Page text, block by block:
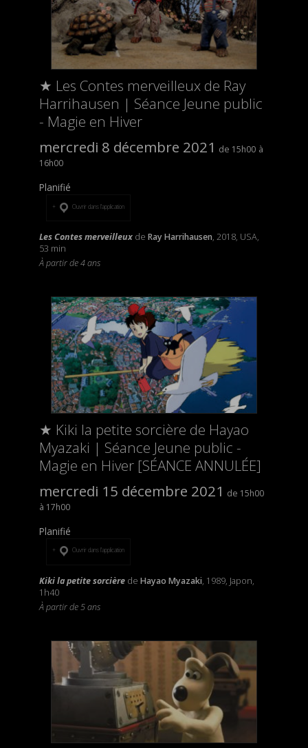
★ Les Contes merveilleux de Ray
Harrihausen | Séance Jeune public
- Magie en Hiver
mercredi 8 décembre 2021
15h00
16h00
Planifié
Ouvrir dans l’application
Les Contes merveilleux de Ray Harrihausen, 2018, USA,
53 min
À partir de 4 ans
★ Kiki la petite sorcière de Hayao
Myazaki | Séance Jeune public -
Magie en Hiver [SÉANCE ANNULÉE]
mercredi 15 décembre 2021
15h00
17h00
Planifié
Ouvrir dans l’application
Kiki la petite sorcière de Hayao Myazaki, 1989, Japon,
1h40
À partir de 5 ans